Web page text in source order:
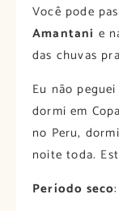
Você pode
Amantani e
das chuvas
Eu não
dormi em
no Peru,
noite toda.
Período seco